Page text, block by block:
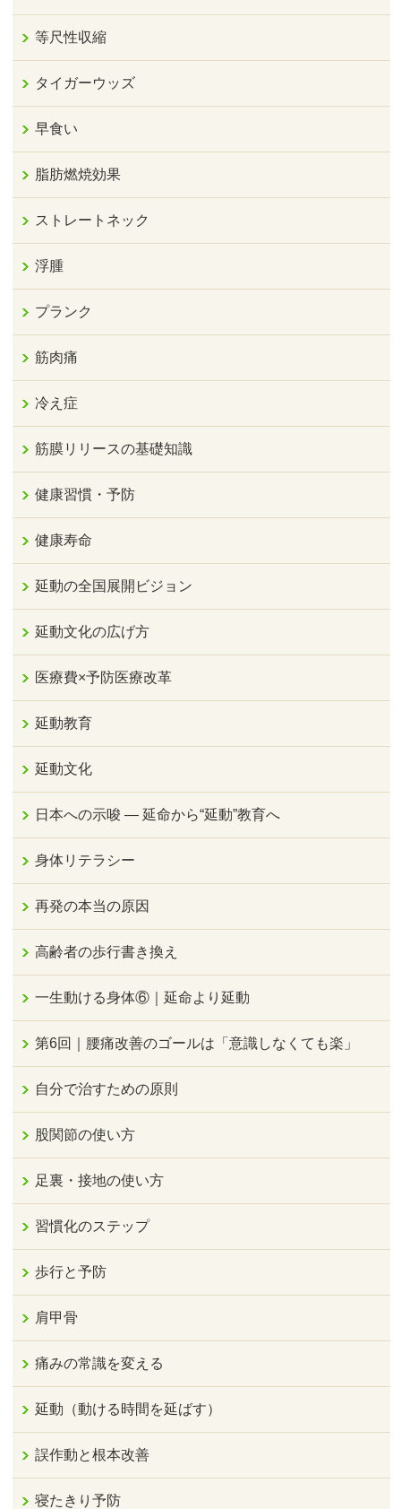
等尺性収縮
タイガーウッズ
早食い
脂肪燃焼効果
ストレートネック
浮腫
プランク
筋肉痛
冷え症
筋膜リリースの基礎知識
健康習慣・予防
健康寿命
延動の全国展開ビジョン
延動文化の広げ方
医療費×予防医療改革
延動教育
延動文化
日本への示唆 ― 延命から“延動”教育へ
身体リテラシー
再発の本当の原因
高齢者の歩行書き換え
一生動ける身体⑥｜延命より延動
第6回｜腰痛改善のゴールは「意識しなくても楽」
自分で治すための原則
股関節の使い方
足裏・接地の使い方
習慣化のステップ
歩行と予防
肩甲骨
痛みの常識を変える
延動（動ける時間を延ばす）
誤作動と根本改善
寝たきり予防